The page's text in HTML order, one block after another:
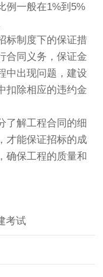
例一般在1%到5%
标制度下的保证措
合同义务，保证金
中出现问题，建设
扣除相应的违约金
了解工程合同的细
才能保证招标的成
确保工程的质量和
考试